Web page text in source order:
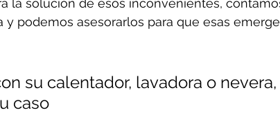
la solución de esos inconvenientes,
y podemos asesorarlos para que esas
su calentador, lavadora o
caso